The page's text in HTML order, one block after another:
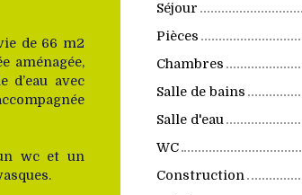
de 66 m2
aménagée,
avec
wc et un
Séjour
Pièces
Chambres
Salle de bains
Salle d'eau
WC
Construction